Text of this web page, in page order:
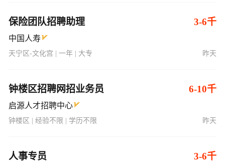
保险团队招聘助理 3-6千
中国人寿
天宁区-文化宫 | 一年 | 大专 昨天
钟楼区招聘网招业务员 6-10千
启源人才招聘中心
钟楼区 | 经验不限 | 学历不限 昨天
人事专员 3-6千